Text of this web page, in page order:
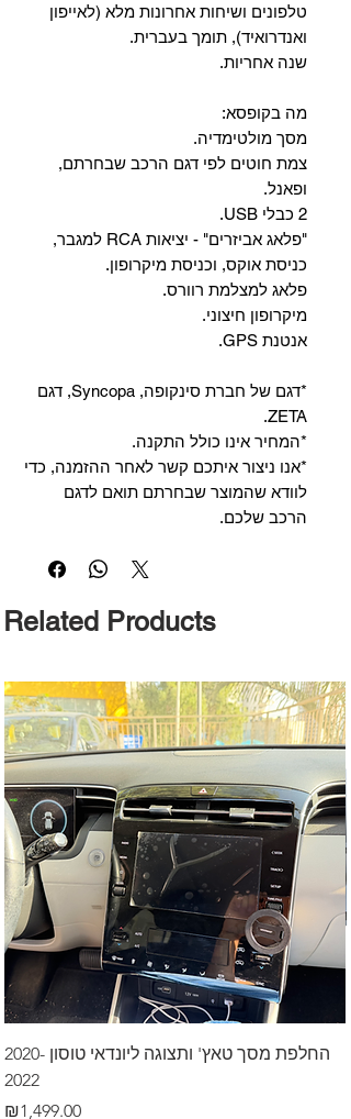
טלפונים ושיחות אחרונות מלא (לאייפון
ואנדרואיד), תומך בעברית.
שנה אחריות.
מה בקופסא:
מסך מולטימדיה.
צמת חוטים לפי דגם הרכב שבחרתם,
ופאנל.
2 כבלי USB.
"פלאג אביזרים" - יציאות RCA למגבר,
כניסת אוקס, וכניסת מיקרופון.
פלאג למצלמת רוורס.
מיקרופון חיצוני.
אנטנת GPS.
*דגם של חברת סינקופה, Syncopa, דגם
ZETA.
*המחיר אינו כולל התקנה.
*אנו ניצור איתכם קשר לאחר ההזמנה, כדי
לוודא שהמוצר שבחרתם תואם לדגם
הרכב שלכם.
Related Products
החלפת מסך טאץ' ותצוגה ליונדאי טוסון 2020-
2022
Price
₪1,499.00